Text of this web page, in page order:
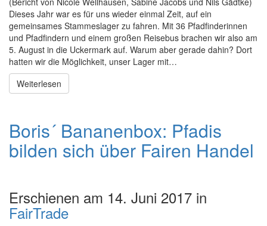
Dieses Jahr war es für uns wieder einmal Zeit, auf ein
gemeinsames Stammeslager zu fahren. Mit 36 Pfadfinderinnen
und Pfadfindern und einem großen Reisebus brachen wir also am
5. August in die Uckermark auf. Warum aber gerade dahin? Dort
hatten wir die Möglichkeit, unser Lager mit…
Weiterlesen
Boris´ Bananenbox: Pfadis
bilden sich über Fairen Handel
Erschienen am 14. Juni 2017 in
FairTrade